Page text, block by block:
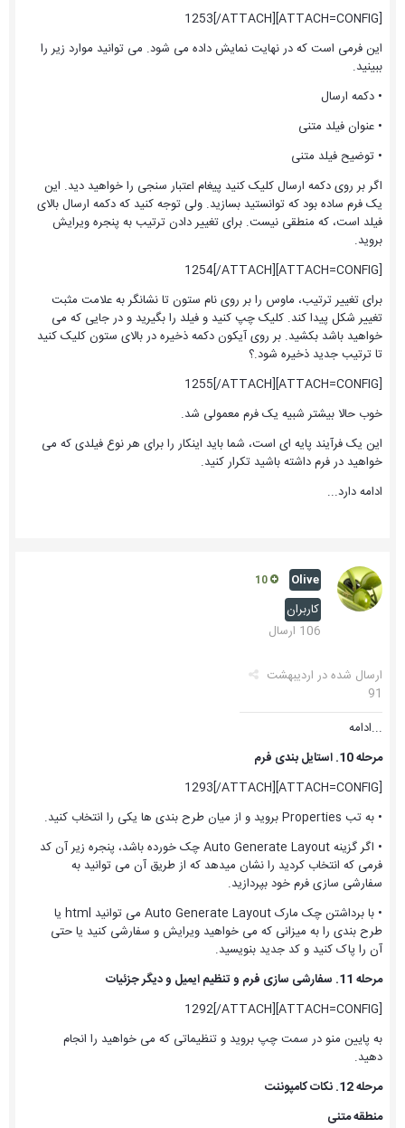
[ATTACH=CONFIG]1253[/ATTACH]
این فرمی است که در نهایت نمایش داده می شود. می توانید موارد زیر را
ببینید.
• دکمه ارسال
• عنوان فیلد متنی
• توضیح فیلد متنی
اگر بر روی دکمه ارسال کلیک کنید پیغام اعتبار سنجی را خواهید دید. این
یک فرم ساده بود که توانستید بسازید. ولی توجه کنید که دکمه ارسال بالای
فیلد است، که منطقی نیست. برای تغییر دادن ترتیب به پنجره ویرایش
بروید.
[ATTACH=CONFIG]1254[/ATTACH]
برای تغییر ترتیب، ماوس را بر روی نام ستون تا نشانگر به علامت مثبت
تغییر شکل پیدا کند. کلیک چپ کنید و فیلد را بگیرید و در جایی که می
خواهید باشد بکشید. بر روی آیکون دکمه ذخیره در بالای ستون کلیک کنید
تا ترتیب جدید ذخیره شود.؟
[ATTACH=CONFIG]1255[/ATTACH]
خوب حالا بیشتر شبیه یک فرم معمولی شد.
این یک فرآیند پایه ای است، شما باید اینکار را برای هر نوع فیلدی که می
خواهید در فرم داشته باشید تکرار کنید.
ادامه دارد...
Olive
کاربران
106 ارسال
ارسال شده در اردیبهشت
91
...ادامه
مرحله 10. استایل بندی فرم
[ATTACH=CONFIG]1293[/ATTACH]
• به تب Properties بروید و از میان طرح بندی ها یکی را انتخاب کنید.
• اگر گزینه Auto Generate Layout چک خورده باشد، پنجره زیر آن کد
فرمی که انتخاب کردید را نشان میدهد که از طریق آن می توانید به
سفارشی سازی فرم خود بپردازید.
• با برداشتن چک مارک Auto Generate Layout می توانید html یا
طرح بندی را به میزانی که می خواهید ویرایش و سفارشی کنید یا حتی
آن را پاک کنید و کد جدید بنویسید.
مرحله 11. سفارشی سازی فرم و تنظیم ایمیل و دیگر جزئیات
[ATTACH=CONFIG]1292[/ATTACH]
به پایین منو در سمت چپ بروید و تنظیماتی که می خواهید را انجام
دهید.
مرحله 12. نکات کامپوننت
منطقه متنی